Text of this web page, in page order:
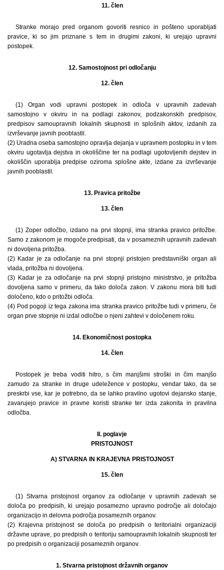
11. člen
Stranke morajo pred organom govoriti resnico in pošteno uporabljati
pravice, ki so jim priznane s tem in drugimi zakoni, ki urejajo upravni
postopek.
12. Samostojnost pri odločanju
12. člen
(1) Organ vodi upravni postopek in odloča v upravnih zadevah
samostojno v okviru in na podlagi zakonov, podzakonskih predpisov,
predpisov samoupravnih lokalnih skupnosti in splošnih aktov, izdanih za
izvrševanje javnih pooblastil.
(2) Uradna oseba samostojno opravlja dejanja v upravnem postopku in v tem
okviru ugotavlja dejstva in okoliščine ter na podlagi ugotovljenih dejstev in
okoliščin uporablja predpise oziroma splošne akte, izdane za izvrševanje
javnih pooblastil.
13. Pravica pritožbe
13. člen
(1) Zoper odločbo, izdano na prvi stopnji, ima stranka pravico pritožbe.
Samo z zakonom je mogoče predpisati, da v posameznih upravnih zadevah
ni dovoljena pritožba.
(2) Kadar je za odločanje na prvi stopnji pristojen predstavniški organ ali
vlada, pritožba ni dovoljena.
(3) Kadar je za odločanje na prvi stopnji pristojno ministrstvo, je pritožba
dovoljena samo v primeru, da tako določa zakon. V zakonu mora biti tudi
določeno, kdo o pritožbi odloča.
(4) Pod pogoji iz tega zakona ima stranka pravico pritožbe tudi v primeru, če
organ prve stopnje ni izdal odločbe o njeni zahtevi v določenem roku.
14. Ekonomičnost postopka
14. člen
Postopek je treba voditi hitro, s čim manjšimi stroški in čim manjšo
zamudo za stranke in druge udeležence v postopku, vendar tako, da se
preskrbi vse, kar je potrebno, da se lahko pravilno ugotovi dejansko stanje,
zavarujejo pravice in pravne koristi stranke ter izda zakonita in pravilna
odločba.
II. poglavje
PRISTOJNOST
A) STVARNA IN KRAJEVNA PRISTOJNOST
15. člen
(1) Stvarna pristojnost organov za odločanje v upravnih zadevah se
določa po predpisih, ki urejajo posamezno upravno področje ali določajo
organizacijo in delovna področja posameznih organov.
(2) Krajevna pristojnost se določa po predpisih o teritorialni organizaciji
državne uprave, po predpisih o teritoriju samoupravnih lokalnih skupnosti ter
po predpisih o organizaciji posameznih organov.
1. Stvarna pristojnost državnih organov